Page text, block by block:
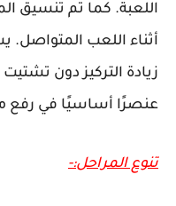
اللعبة. كما تم تنسيق
أثناء اللعب المتواصل.
زيادة التركيز دون
عنصرًا أساسيًا في رفع
تنوع المراحل:-